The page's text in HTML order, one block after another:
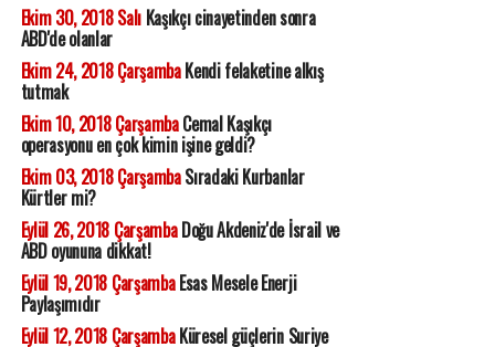
Ekim 30, 2018 SalıKaşıkçı cinayetinden sonra
ABD'de olanlar
Ekim 24, 2018 ÇarşambaKendi felaketine alkış
tutmak
Ekim 10, 2018 ÇarşambaCemal Kaşıkçı
operasyonu en çok kimin işine geldi?
Ekim 03, 2018 ÇarşambaSıradaki Kurbanlar
Kürtler mi?
Eylül 26, 2018 ÇarşambaDoğu Akdeniz'de İsrail ve
ABD oyununa dikkat!
Eylül 19, 2018 ÇarşambaEsas Mesele Enerji
Paylaşımıdır
Eylül 12, 2018 ÇarşambaKüresel güçlerin Suriye